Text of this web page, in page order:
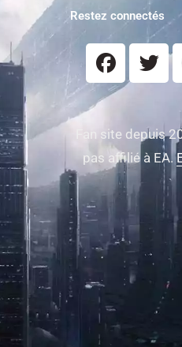
Restez connectés
Fan site depuis
pas affilié à EA.